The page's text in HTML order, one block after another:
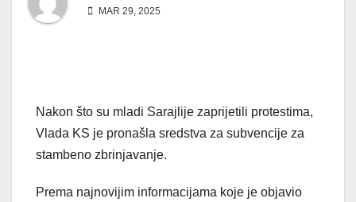
MAR 29, 2025
Nakon što su mladi Sarajlije zaprijetili protestima,
Vlada KS je pronašla sredstva za subvencije za
stambeno zbrinjavanje.
Prema najnovijim informacijama koje je objavio